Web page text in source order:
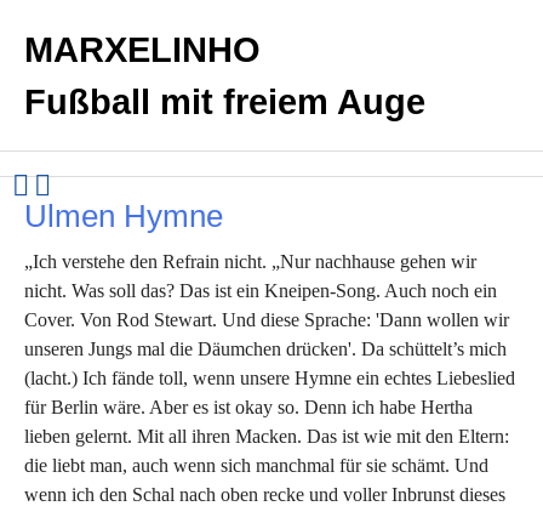
MARXELINHO
Fußball mit freiem Auge
Ulmen Hymne
„Ich verstehe den Refrain nicht. „Nur nachhause gehen wir
nicht. Was soll das? Das ist ein Kneipen-Song. Auch noch ein
Cover. Von Rod Stewart. Und diese Sprache: 'Dann wollen wir
unseren Jungs mal die Däumchen drücken'. Da schüttelt’s mich
(lacht.) Ich fände toll, wenn unsere Hymne ein echtes Liebeslied
für Berlin wäre. Aber es ist okay so. Denn ich habe Hertha
lieben gelernt. Mit all ihren Macken. Das ist wie mit den Eltern:
die liebt man, auch wenn sich manchmal für sie schämt. Und
wenn ich den Schal nach oben recke und voller Inbrunst dieses